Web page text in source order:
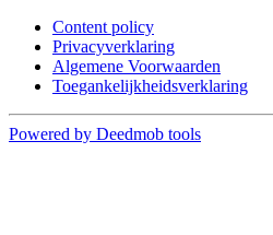
Content policy
Privacyverklaring
Algemene Voorwaarden
Toegankelijkheidsverklaring
Powered by Deedmob tools